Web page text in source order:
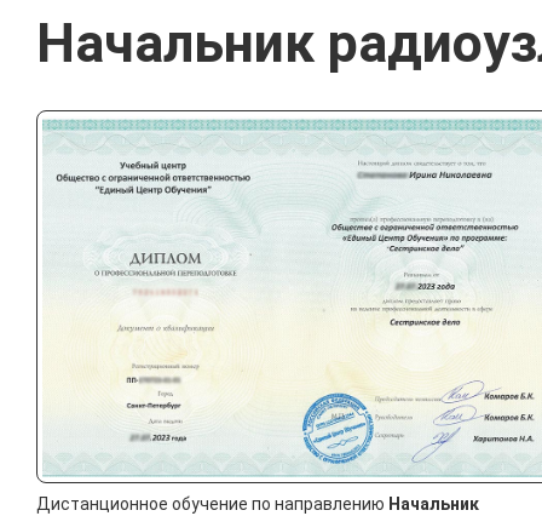
Начальник
Дистанционное обучение по направлению Начальник